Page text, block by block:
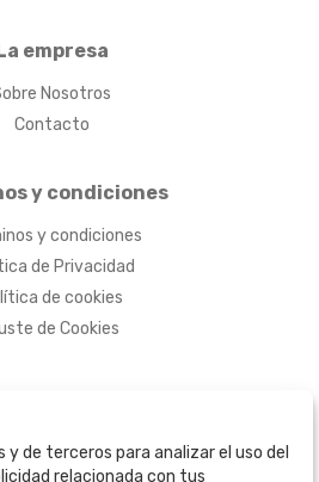
empresa
Nosotros
Contacto
y condiciones
y condiciones
de Privacidad
de cookies
de Cookies
de terceros para analizar el uso del
relacionada con tus